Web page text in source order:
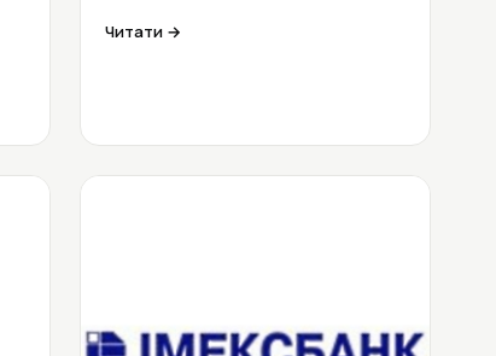
Читати →